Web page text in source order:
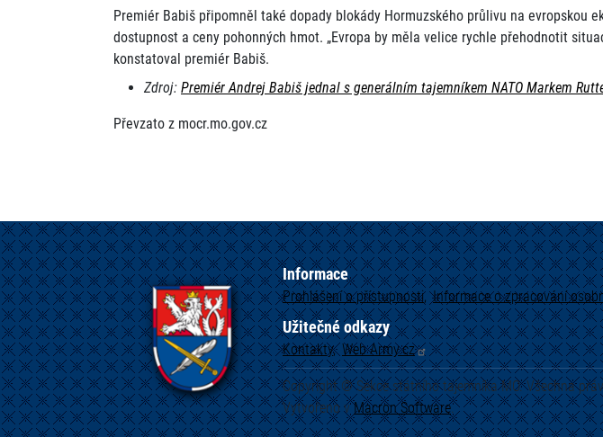
Premiér Babiš připomněl také dopady blokády Hormuzského průlivu na evropskou
dostupnost a ceny pohonných hmot. „Evropa by měla velice rychle přehodnotit
konstatoval premiér Babiš.
Zdroj: Premiér Andrej Babiš jednal s generálním tajemníkem NATO Markem
Převzato z mocr.mo.gov.cz
Informace
Prohlášení o přístupnosti Informace o zpracování
Užitečné odkazy
Kontakty WebArmy.cz
Copyright © Sekce státního tajemníka MO. Všechna
Vytvořeno vMacronSoftware.